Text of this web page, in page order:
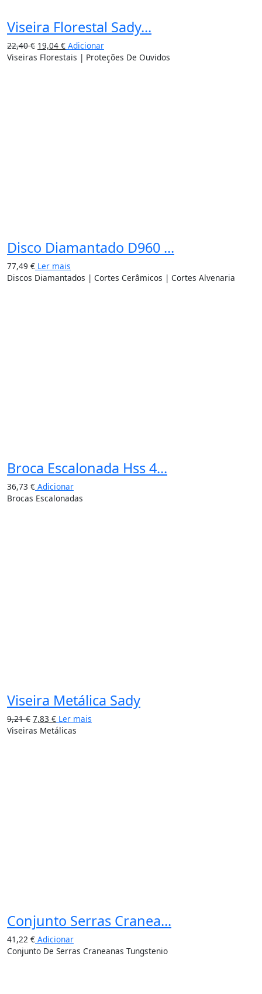
Viseira Florestal Sady...
22,40€ 19,04 € Adicionar
Viseiras Florestais | Proteções De Ouvidos
Disco Diamantado D960 ...
77,49 € Ler mais
Discos Diamantados | Cortes Cerâmicos | Cortes Alvenaria
Broca Escalonada Hss 4...
36,73 € Adicionar
Brocas Escalonadas
Viseira Metálica Sady
9,21€ 7,83 € Ler mais
Viseiras Metálicas
Conjunto Serras Cranea...
41,22 € Adicionar
Conjunto De Serras Craneanas Tungstenio